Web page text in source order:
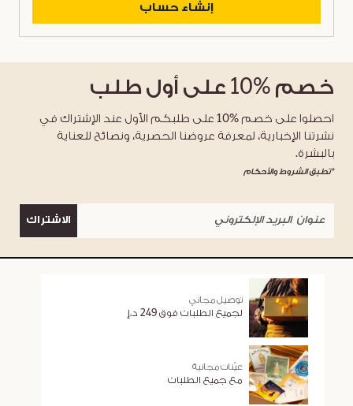
إنشاء حساب
خصم %10 على أول طلب
احصلوا على خصم %10 على طلبكم الأول عند الإشتراك في
نشرتنا الإخبارية، لمعرفة عروضنا الحصرية، ونصائح للعناية
بالبشرة.
*تطبق الشروط والأحكام
الاشتراك
توصيل مجاني
لجميع الطلبات فوق 249 د.إ
عيّنات مجانية
مع جميع الطلبات